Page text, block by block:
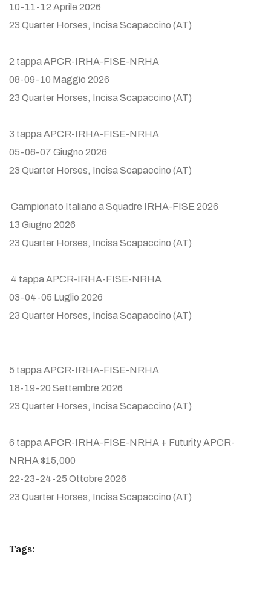
10-11-12 Aprile 2026
23 Quarter Horses, Incisa Scapaccino (AT)
2 tappa APCR-IRHA-FISE-NRHA
08-09-10 Maggio 2026
23 Quarter Horses, Incisa Scapaccino (AT)
3 tappa APCR-IRHA-FISE-NRHA
05-06-07 Giugno 2026
23 Quarter Horses, Incisa Scapaccino (AT)
Campionato Italiano a Squadre IRHA-FISE 2026
13 Giugno 2026
23 Quarter Horses, Incisa Scapaccino (AT)
4 tappa APCR-IRHA-FISE-NRHA
03-04-05 Luglio 2026
23 Quarter Horses, Incisa Scapaccino (AT)
5 tappa APCR-IRHA-FISE-NRHA
18-19-20 Settembre 2026
23 Quarter Horses, Incisa Scapaccino (AT)
6 tappa APCR-IRHA-FISE-NRHA + Futurity APCR-
NRHA $15,000
22-23-24-25 Ottobre 2026
23 Quarter Horses, Incisa Scapaccino (AT)
Tags: